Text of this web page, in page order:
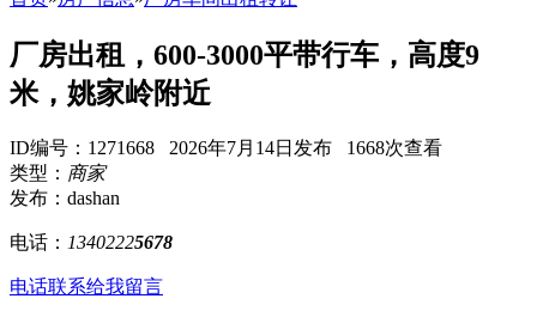
厂房出租，600-3000平带行车，高度9
米，姚家岭附近
ID编号：1271668 2026年7月14日发布 1668次查看
类型： 商家
发布：dashan
电话： 13402225678
电话联系给我留言